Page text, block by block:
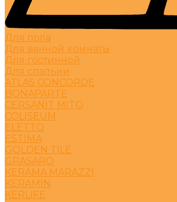
Для пола
Для ванной комнаты
Для гостинной
Для спальни
ATLAS CONCORDE
BONAPARTE
CERSANIT MITO
COLISEUM
ELETTO
ESTIMA
GOLDEN TILE
GRASARO
KERAMA MARAZZI
KERAMIN
KERLIFE